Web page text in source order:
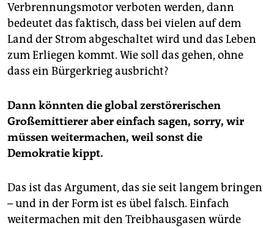
Verbrennungsmotor verboten werden, dann
bedeutet das faktisch, dass bei vielen auf dem
Land der Strom abgeschaltet wird und das Leben
zum Erliegen kommt. Wie soll das gehen, ohne
dass ein Bürgerkrieg ausbricht?
Dann könnten die global zerstörerischen
Großemittierer aber einfach sagen, sorry, wir
müssen weitermachen, weil sonst die
Demokratie kippt.
Das ist das Argument, das sie seit langem bringen
– und in der Form ist es übel falsch. Einfach
weitermachen mit den Treibhausgasen würde